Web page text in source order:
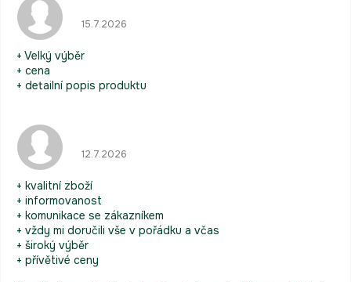
15.7.2026
+ Velký výběr
+ cena
+ detailní popis produktu
12.7.2026
+ kvalitní zboží
+ informovanost
+ komunikace se zákazníkem
+ vždy mi doručili vše v pořádku a včas
+ široký výběr
+ přívětivé ceny